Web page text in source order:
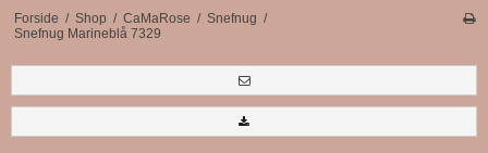
Forside / Shop / CaMaRose / Snefnug /
Snefnug Marineblå 7329